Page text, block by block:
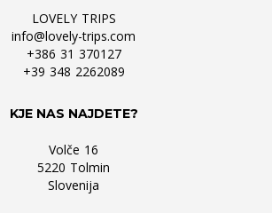
LOVELY TRIPS
info@lovely-trips.com
+386 31 370127
+39 348 2262089
KJE NAS NAJDETE?
Volče 16
5220 Tolmin
Slovenija